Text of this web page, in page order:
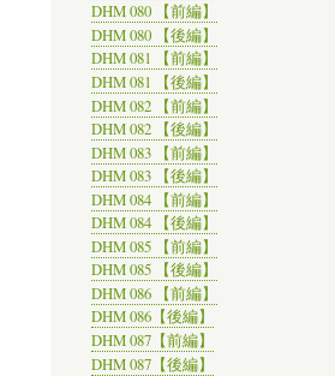
DHM 080 【前編】
DHM 080 【後編】
DHM 081 【前編】
DHM 081 【後編】
DHM 082 【前編】
DHM 082 【後編】
DHM 083 【前編】
DHM 083 【後編】
DHM 084 【前編】
DHM 084 【後編】
DHM 085 【前編】
DHM 085 【後編】
DHM 086 【前編】
DHM 086【後編】
DHM 087【前編】
DHM 087【後編】